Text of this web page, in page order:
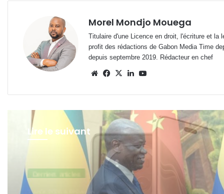
Morel Mondjo Mouega
Titulaire d'une Licence en droit, l'écriture et la
profit des rédactions de Gabon Media Time
depuis septembre 2019. Rédacteur en chef
WebsiteFacebook
X Linkedin
Lire le suivant
6 août 2026 à 12h03min